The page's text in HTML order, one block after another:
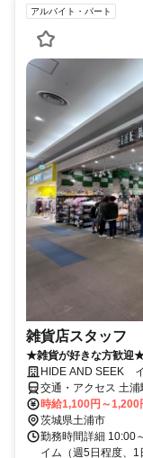
アルバイト・パート
雑貨店スタッフ
★雑貨が好きな方歓迎
HIDE AND SEEK
交通・アクセス 土
時給1,100円～1,200
茨城県土浦市
勤務時間詳細 10:00
イム（週5日程度、